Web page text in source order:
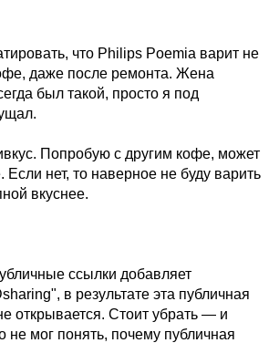
что Philips Poemia варит не
даже после ремонта. Жена
был такой, просто я под
Попробую с другим кофе, может
нет, то наверное не буду варить
вкуснее.
ссылки добавляет
в результате эта публичная
открывается. Стоит убрать — и
не мог понять, почему публичная